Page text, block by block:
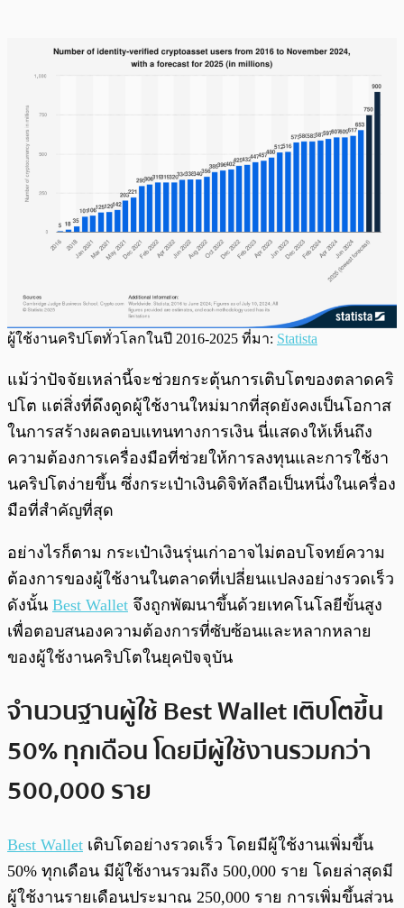
ผู้ใช้งานคริปโตทั่วโลกในปี 2016-2025 ที่มา: Statista
แม้ว่าปัจจัยเหล่านี้จะช่วยกระตุ้นการเติบโตของตลาดคริ
ปโต แต่สิ่งที่ดึงดูดผู้ใช้งานใหม่มากที่สุดยังคงเป็นโอกาส
ในการสร้างผลตอบแทนทางการเงิน นี่แสดงให้เห็นถึง
ความต้องการเครื่องมือที่ช่วยให้การลงทุนและการใช้งา
นคริปโตง่ายขึ้น ซึ่งกระเป๋าเงินดิจิทัลถือเป็นหนึ่งในเครื่อง
มือที่สำคัญที่สุด
อย่างไรก็ตาม กระเป๋าเงินรุ่นเก่าอาจไม่ตอบโจทย์ความ
ต้องการของผู้ใช้งานในตลาดที่เปลี่ยนแปลงอย่างรวดเร็ว
ดังนั้น Best Wallet จึงถูกพัฒนาขึ้นด้วยเทคโนโลยีขั้นสูง
เพื่อตอบสนองความต้องการที่ซับซ้อนและหลากหลาย
ของผู้ใช้งานคริปโตในยุคปัจจุบัน
จำนวนฐานผู้ใช้ Best Wallet เติบโตขึ้น
50% ทุกเดือน โดยมีผู้ใช้งานรวมกว่า
500,000 ราย
Best Wallet เติบโตอย่างรวดเร็ว โดยมีผู้ใช้งานเพิ่มขึ้น
50% ทุกเดือน มีผู้ใช้งานรวมถึง 500,000 ราย โดยล่าสุดมี
ผู้ใช้งานรายเดือนประมาณ 250,000 ราย การเพิ่มขึ้นส่วน